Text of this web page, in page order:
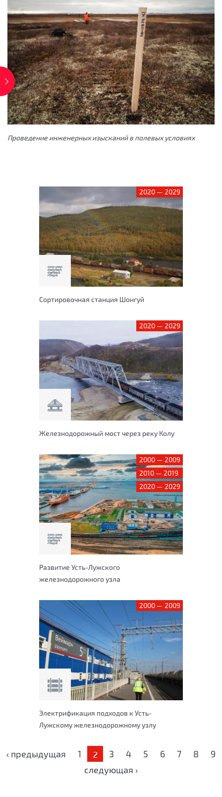
Проведение инженерных изысканий в полевых условиях
2020 — 2029
Сортировочная станция Шонгуй
2020 — 2029
Железнодорожный мост через реку Колу
2000 — 2009
2010 — 2019
2020 — 2029
Развитие Усть-Лужского
железнодорожного узла
2000 — 2009
Электрификация подходов к Усть-
Лужскому железнодорожному узлу
‹ предыдущая 1 2 3 4 5 6 7 8
9
следующая ›